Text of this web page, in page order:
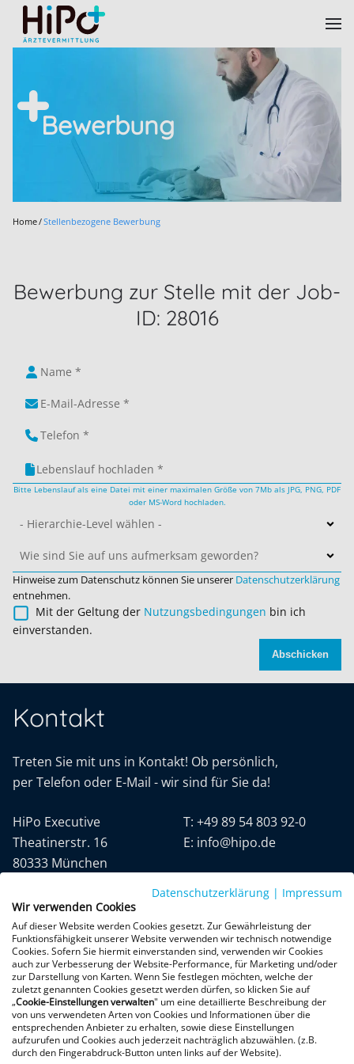
Skip to main content
Bewerbung
Home Stellenbezogene Bewerbung
Bewerbung zur Stelle mit der Job-
ID: 28016
Lebenslauf hochladen *
Bitte Lebenslauf als eine Datei mit einer maximalen Größe von 7Mb als JPG, PNG, PDF
oder MS-Word hochladen.
- Hierarchie-Level wählen -
Wie sind Sie auf uns aufmerksam geworden?
Hinweise zum Datenschutz können Sie unserer Datenschutzerklärung
entnehmen.
Mit der Geltung der Nutzungsbedingungen bin ich
einverstanden.
Abschicken
Kontakt
Treten Sie mit uns in Kontakt! Ob persönlich,
per Telefon oder E-Mail - wir sind für Sie da!
HiPo Executive
Theatinerstr. 16
80333 München
T: +49 89 54 803 92-0
E: info@hipo.de
Datenschutz AGB Impressum
+300 Google-Rezensionen
★★★★★
4,9 von 5 Sternen
Datenschutzerklärung | Impressum
Wir verwenden Cookies
Auf dieser Website werden Cookies gesetzt. Zur Gewährleistung der
Funktionsfähigkeit unserer Website verwenden wir technisch notwendige
Cookies. Sofern Sie hiermit einverstanden sind, verwenden wir Cookies
auch zur Verbesserung der Website-Performance, für Marketing und/oder
zur Darstellung von Karten. Wenn Sie festlegen möchten, welche der
zuletzt genannten Cookies gesetzt werden dürfen, so klicken Sie auf
„Cookie-Einstellungen verwalten" um eine detaillierte Beschreibung der
von uns verwendeten Arten von Cookies und Informationen über die
entsprechenden Anbieter zu erhalten, sowie diese Einstellungen
aufzurufen und Cookies auch jederzeit nachträglich abzuwählen. (z.B.
durch den Fingerabdruck-Button unten links auf der Website).